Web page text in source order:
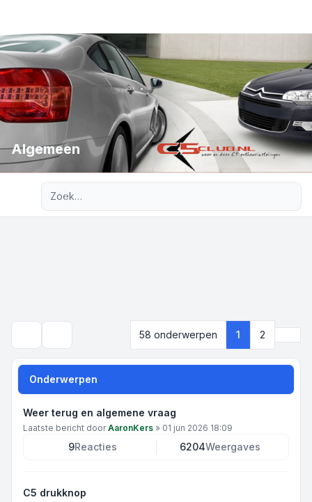
Algemeen
58 onderwerpen 1 2
Onderwerpen
Weer terug en algemene vraag
Laatste bericht doorAaronKers » 01 jun 2026 18:09
9Reacties 6204Weergaves
C5 drukknop